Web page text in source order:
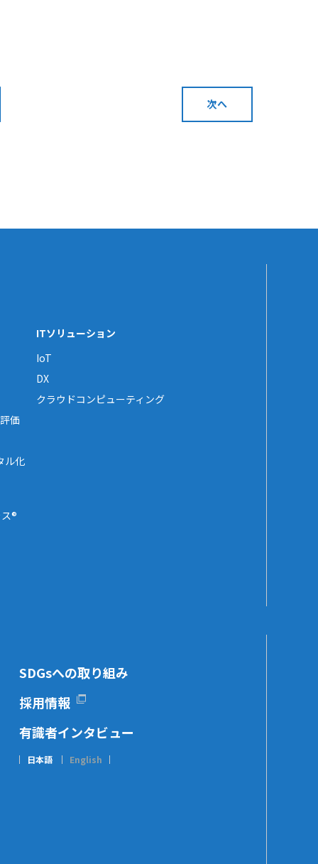
次へ
価
ル化
®
ITソリューション
IoT
DX
クラウドコンピューティング
SDGsへの取り組み
採用情報
有識者インタビュー
日本語 English